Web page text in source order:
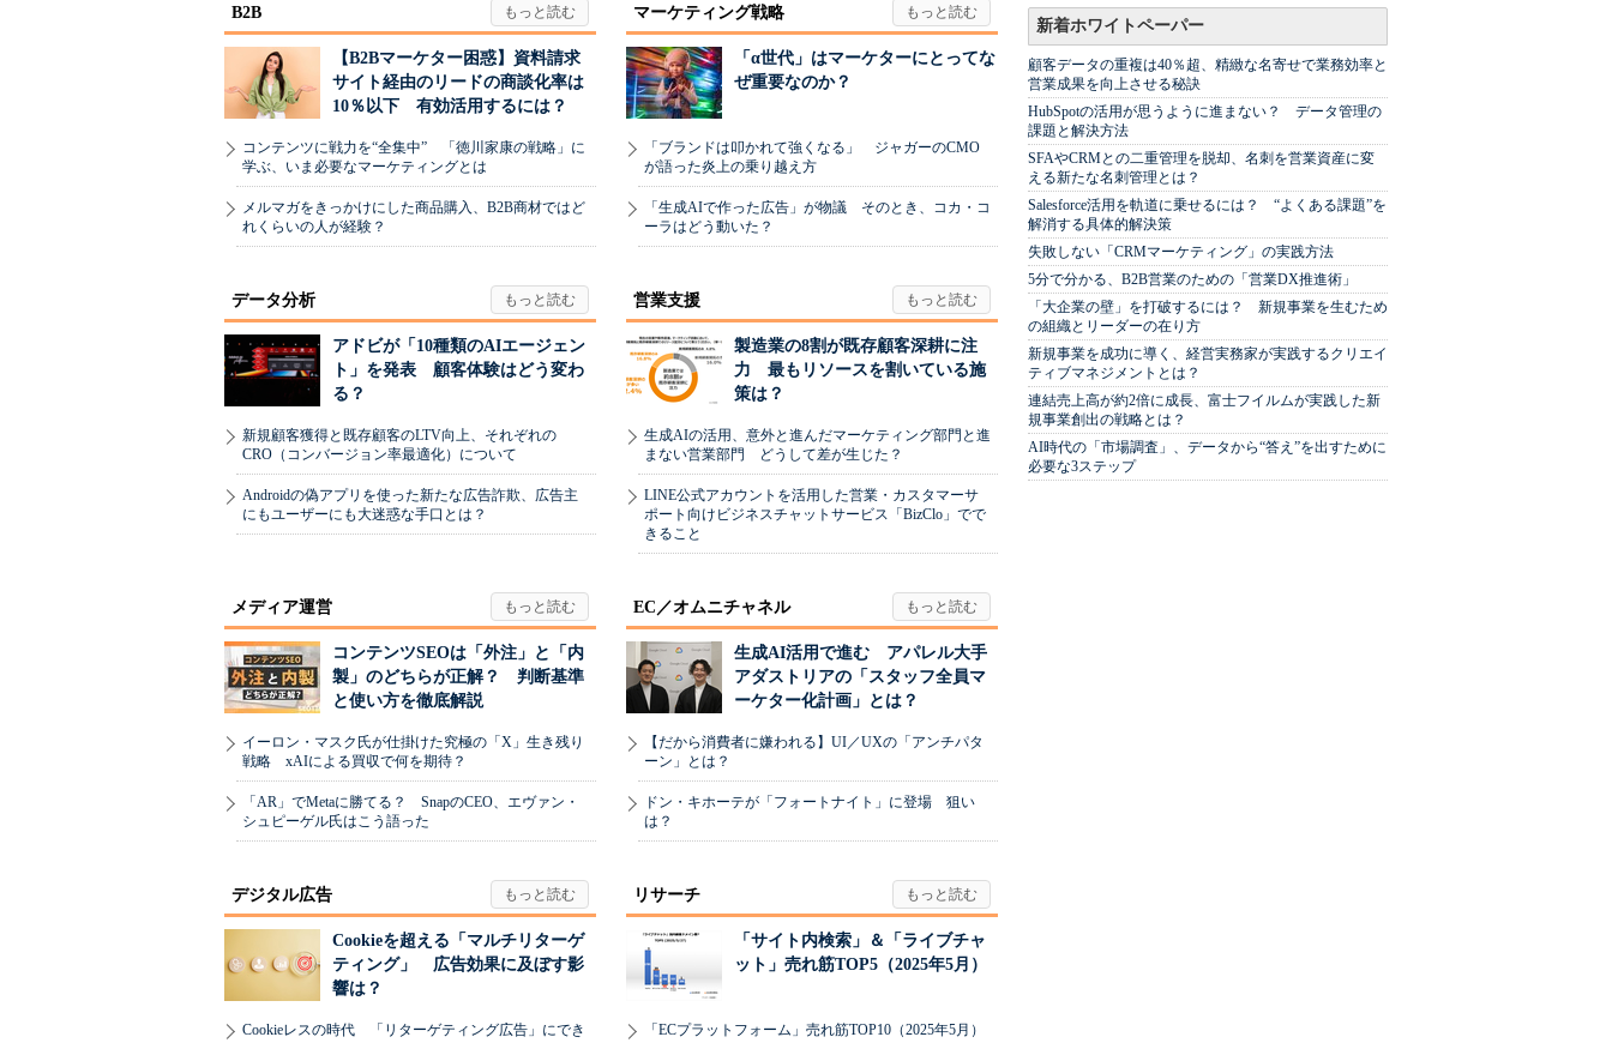
B2B
【B2Bマーケター困惑】資料請求
サイト経由のリードの商談化率は
10％以下 有効活用するには？
コンテンツに戦力を“全集中” 「徳川家康の戦略」に
学ぶ、いま必要なマーケティングとは
メルマガをきっかけにした商品購入、B2B商材ではど
れくらいの人が経験？
マーケティング戦略
「α世代」はマーケターにとってな
ぜ重要なのか？
「ブランドは叩かれて強くなる」 ジャガーのCMO
が語った炎上の乗り越え方
「生成AIで作った広告」が物議 そのとき、コカ・コ
ーラはどう動いた？
データ分析
アドビが「10種類のAIエージェン
ト」を発表 顧客体験はどう変わ
る？
新規顧客獲得と既存顧客のLTV向上、それぞれの
CRO（コンバージョン率最適化）について
Androidの偽アプリを使った新たな広告詐欺、広告主
にもユーザーにも大迷惑な手口とは？
営業支援
製造業の8割が既存顧客深耕に注
力 最もリソースを割いている施
策は？
生成AIの活用、意外と進んだマーケティング部門と進
まない営業部門 どうして差が生じた？
LINE公式アカウントを活用した営業・カスタマーサ
ポート向けビジネスチャットサービス「BizClo」でで
きること
メディア運営
コンテンツSEOは「外注」と「内
製」のどちらが正解？ 判断基準
と使い方を徹底解説
イーロン・マスク氏が仕掛けた究極の「X」生き残り
戦略 xAIによる買収で何を期待？
「AR」でMetaに勝てる？ SnapのCEO、エヴァン・
シュピーゲル氏はこう語った
EC／オムニチャネル
生成AI活用で進む アパレル大手
アダストリアの「スタッフ全員マ
ーケター化計画」とは？
【だから消費者に嫌われる】UI／UXの「アンチパタ
ーン」とは？
ドン・キホーテが「フォートナイト」に登場 狙い
は？
デジタル広告
Cookieを超える「マルチリターゲ
ティング」 広告効果に及ぼす影
響は？
Cookieレスの時代 「リターゲティング広告」にでき
リサーチ
「サイト内検索」＆「ライブチャ
ット」売れ筋TOP5（2025年5月）
「ECプラットフォーム」売れ筋TOP10（2025年5月）
新着ホワイトペーパー
顧客データの重複は40％超、精緻な名寄せで業務効率と
営業成果を向上させる秘訣
HubSpotの活用が思うように進まない？ データ管理の
課題と解決方法
SFAやCRMとの二重管理を脱却、名刺を営業資産に変
える新たな名刺管理とは？
Salesforce活用を軌道に乗せるには？ “よくある課題”を
解消する具体的解決策
失敗しない「CRMマーケティング」の実践方法
5分で分かる、B2B営業のための「営業DX推進術」
「大企業の壁」を打破するには？ 新規事業を生むため
の組織とリーダーの在り方
新規事業を成功に導く、経営実務家が実践するクリエイ
ティブマネジメントとは？
連結売上高が約2倍に成長、富士フイルムが実践した新
規事業創出の戦略とは？
AI時代の「市場調査」、データから“答え”を出すために
必要な3ステップ